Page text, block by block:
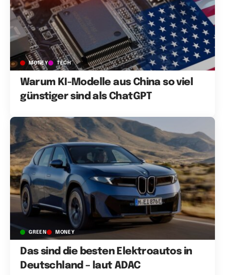
MONEY TECH
Warum KI-Modelle aus China so viel
günstiger sind als ChatGPT
GREEN MONEY
Das sind die besten Elektroautos in
Deutschland – laut ADAC